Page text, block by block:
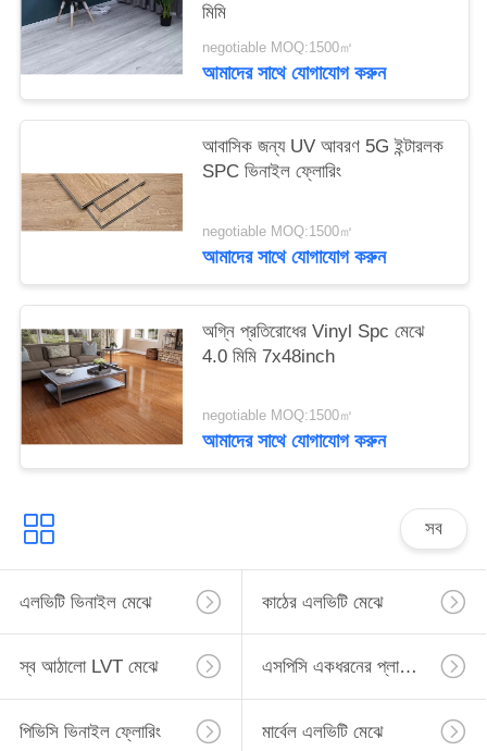
মিমি
negotiable MOQ:1500㎡
আমাদের সাথে যোগাযোগ করুন
আবাসিক জন্য UV আবরণ 5G ইন্টারলক
SPC ভিনাইল ফ্লোরিং
negotiable MOQ:1500㎡
আমাদের সাথে যোগাযোগ করুন
অগ্নি প্রতিরোধের Vinyl Spc মেঝে
4.0 মিমি 7x48inch
negotiable MOQ:1500㎡
আমাদের সাথে যোগাযোগ করুন
সব
এলভিটি ভিনাইল মেঝে কাঠের এলভিটি মেঝে
স্ব আঠালো LVT মেঝে এসপিসি একধরনের প্লাস্টিকের মেঝে
পিভিসি ভিনাইল ফ্লোরিং মার্বেল এলভিটি মেঝে